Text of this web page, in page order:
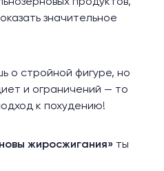
значительное
о стройной фигуре, но
и ограничений — то
к похудению!
жиросжигания» ты